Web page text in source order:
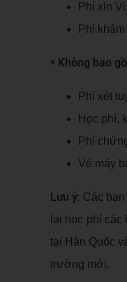
Phí xin
Phí
* Không bao
Phí xét
Học phí,
Phí
Vé máy
Lưu ý: Các
lại học phí
tại Hàn Quốc
trường mới.